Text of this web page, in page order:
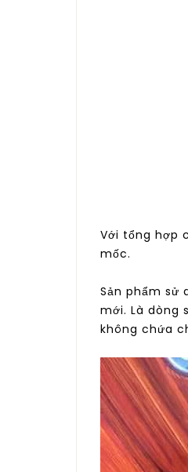
Với tổng hợp
mốc.
Sản phẩm sử
mới. Là dòng
không chứa